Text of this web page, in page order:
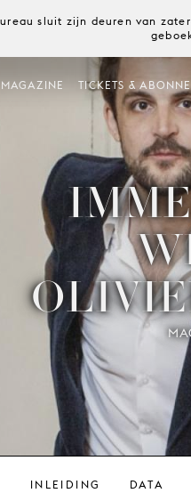
sluit zijn deuren van
MAGAZINE TICKETS &
INLEIDING DATA